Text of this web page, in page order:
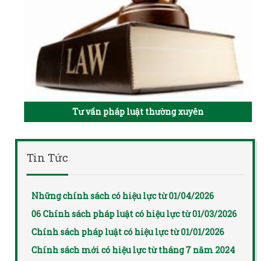
Tư vấn pháp luật thường xuyên
Tin Tức
Những chính sách có hiệu lực từ 01/04/2026
06 Chính sách pháp luật có hiệu lực từ 01/03/2026
Chính sách pháp luật có hiệu lực từ 01/01/2026
Chính sách mới có hiệu lực từ tháng 7 năm 2024